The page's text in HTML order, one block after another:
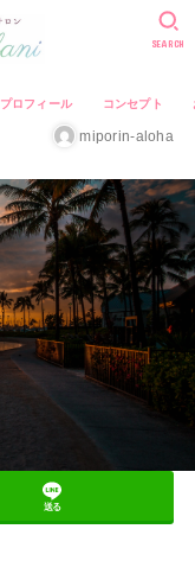
プロフィール コンセプト
SEARCH
miporin-aloha
送る